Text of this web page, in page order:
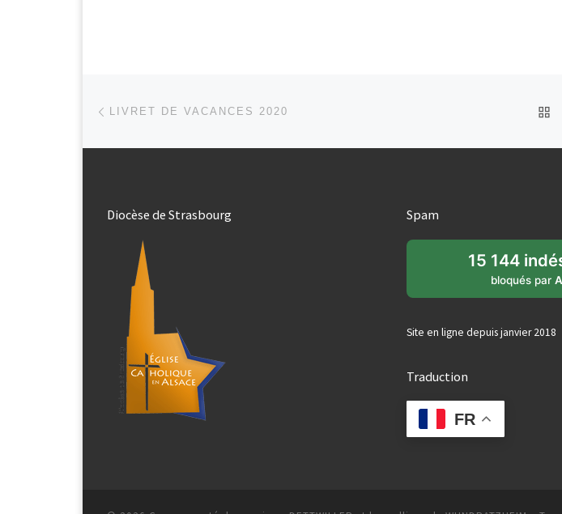
Parcourir les articles
LIVRET DE VACANCES 2020
Diocèse de Strasbourg Spam
15 144
bloqués par
Site en ligne depuis janvier 2018
Traduction
FR